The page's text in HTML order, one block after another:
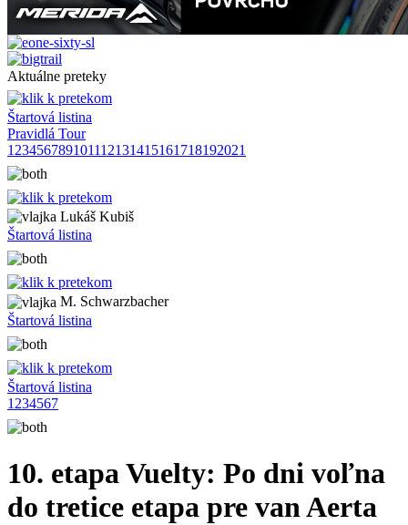
Aktuálne preteky
Štartová listina
Pravidlá Tour
1 23456789101112131415161718192021
Lukáš Kubiš
Štartová listina
M. Schwarzbacher
Štartová listina
Štartová listina
1 234567
10. etapa Vuelty: Po dni voľna
do tretice etapa pre van Aerta